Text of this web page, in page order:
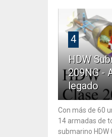
4
HDW
209NG -
legado
Con más de 60
14 armadas de
submarino HDW